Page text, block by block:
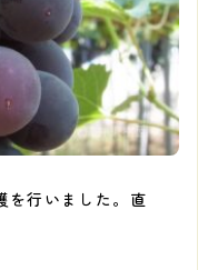
を行いました。直